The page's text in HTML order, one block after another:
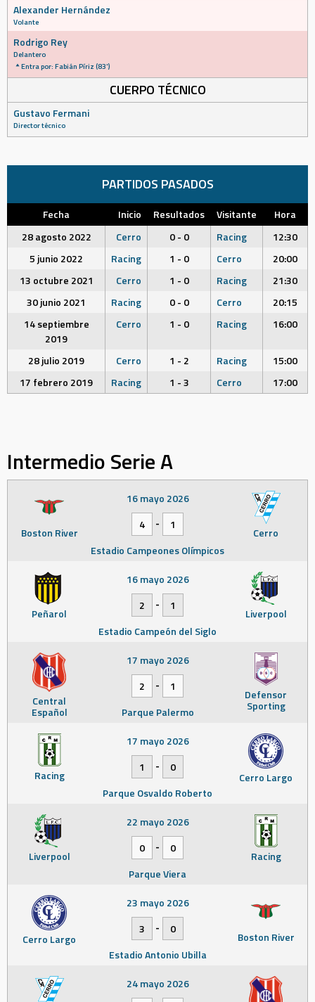
Alexander Hernández
Volante
Rodrigo Rey
Delantero
Entra por: Fabián Píriz (83')
CUERPO TÉCNICO
Gustavo Fermani
Director técnico
PARTIDOS PASADOS
Fecha Inicio Resultados Visitante
Hora
28 agosto 2022
Cerro 0 - 0 Racing
12:30
5 junio 2022
Racing 1 - 0 Cerro
20:00
13 octubre 2021
Cerro 1 - 0 Racing
21:30
30 junio 2021
Racing 0 - 0 Cerro
20:15
14 septiembre
2019
Cerro 1 - 0 Racing 16:00
28 julio 2019 Cerro 1 - 2 Racing
15:00
17 febrero 2019
Racing 1 - 3 Cerro 17:00
Intermedio Serie A
Boston River Cerro
16 mayo 2026
4
-
1
Estadio Campeones Olímpicos
Peñarol Liverpool
16 mayo 2026
2
-
1
Estadio Campeón del Siglo
Central
Español
Defensor
Sporting
17 mayo 2026
2
-
1
Parque Palermo
Racing Cerro Largo
17 mayo 2026
1
-
0
Parque Osvaldo Roberto
Liverpool Racing
22 mayo 2026
0
-
0
Parque Viera
Cerro Largo Boston River
23 mayo 2026
3
-
0
Estadio Antonio Ubilla
24 mayo 2026